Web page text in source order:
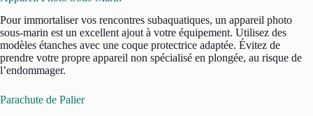
Pour immortaliser vos rencontres subaquatiques, un appareil photo
sous-marin est un excellent ajout à votre équipement. Utilisez des
modèles étanches avec une coque protectrice adaptée. Évitez de
prendre votre propre appareil non spécialisé en plongée, au risque de
l’endommager.
Parachute de Palier